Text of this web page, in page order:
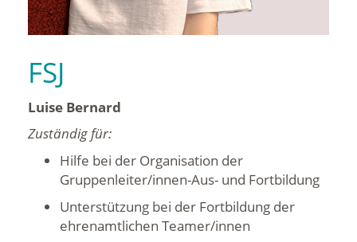
FSJ
Luise Bernard
Zuständig für:
Hilfe bei der Organisation der
Gruppenleiter/innen-Aus- und Fortbildung
Unterstützung bei der Fortbildung der
ehrenamtlichen Teamer/innen